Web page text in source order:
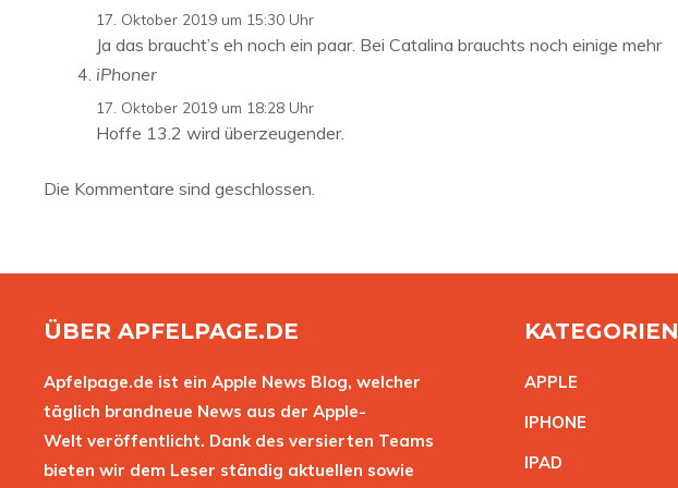
17. Oktober 2019 um 15:30 Uhr
Ja das braucht’s eh noch ein paar. Bei Catalina brauchts noch einige mehr
iPhoner
17. Oktober 2019 um 18:28 Uhr
Hoffe 13.2 wird überzeugender.
Die Kommentare sind geschlossen.
ÜBER APFELPAGE.DE
Apfelpage.de ist ein Apple News Blog, welcher
täglich brandneue News aus der Apple-
Welt veröffentlicht. Dank des versierten Teams
bieten wir dem Leser ständig aktuellen sowie
KATEGORIEN
APPLE
IPHONE
IPAD